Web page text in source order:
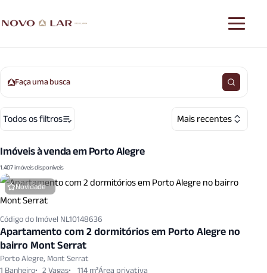
Faça uma busca
Todos os filtros Mais recentes
Imóveis à venda em Porto Alegre
1.407 imóveis disponíveis
Novidade
Código do Imóvel NL10148636
Apartamento com 2 dormitórios em Porto Alegre no
bairro Mont Serrat
Porto Alegre, Mont Serrat
1 Banheiro
2 Vagas 114 m²